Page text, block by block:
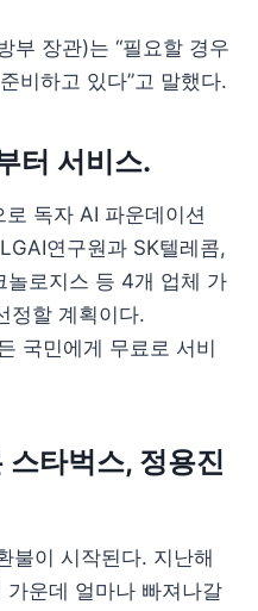
부 장관)는 “필요할 경우
비하고 있다”고 말했다.
터 서비스.
독자 AI 파운데이션
연구원과 SK텔레콤,
놀로지스 등 4개 업체 가
정할 계획이다.
국민에게 무료로 서비
스타벅스, 정용진
불이 시작된다. 지난해
운데 얼마나 빠져나갈